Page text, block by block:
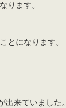
ります。
とになります。
出来ていました。